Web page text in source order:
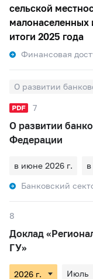
сельской
малонаселенных
итоги 2025 года
Финансовая
7
О развитии
Федерации
в июне 2026 г.
Банковский
8
Доклад
ГУ»
Июль